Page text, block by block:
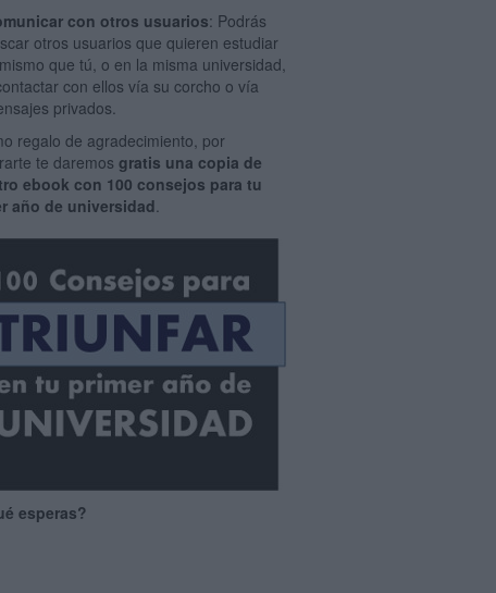
con otros usuarios: Podrás
otros usuarios que quieren estudiar
que tú, o en la misma universidad,
con ellos vía su corcho o vía
privados.
regalo de agradecimiento, por
te daremosgratis una copia de
ebook con 100 consejos para tu
año de universidad.
esperas?